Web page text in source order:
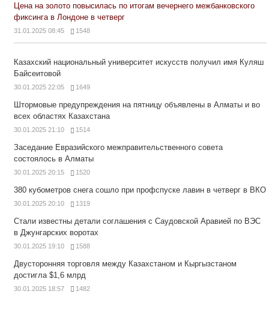
Цена на золото повысилась по итогам вечернего межбанковского
фиксинга в Лондоне в четверг
31.01.2025 08:45 1548
Казахский национальный университет искусств получил имя Куляш
Байсеитовой
30.01.2025 22:05 1649
Штормовые предупреждения на пятницу объявлены в Алматы и во
всех областях Казахстана
30.01.2025 21:10 1514
Заседание Евразийского межправительственного совета
состоялось в Алматы
30.01.2025 20:15 1520
380 кубометров снега сошло при профспуске лавин в четверг в ВКО
30.01.2025 20:10 1319
Стали известны детали соглашения с Саудовской Аравией по ВЭС
в Джунгарских воротах
30.01.2025 19:10 1588
Двусторонняя торговля между Казахстаном и Кыргызстаном
достигла $1,6 млрд
30.01.2025 18:57 1482